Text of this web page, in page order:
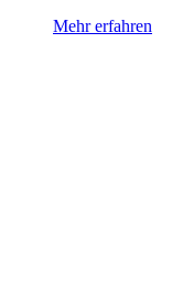
Mehr erfahren